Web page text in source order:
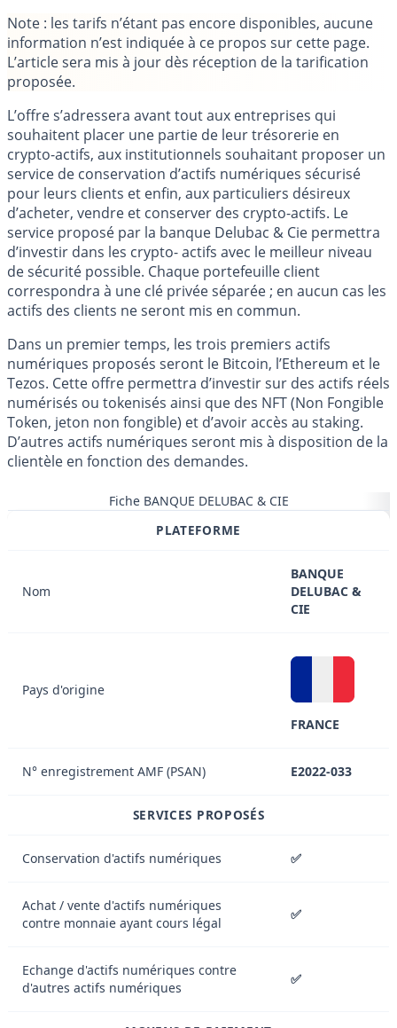
Note : les tarifs n’étant pas encore disponibles, aucune
information n’est indiquée à ce propos sur cette page.
L’article sera mis à jour dès réception de la tarification
proposée.
L’offre s’adressera avant tout aux entreprises qui
souhaitent placer une partie de leur trésorerie en
crypto-actifs, aux institutionnels souhaitant proposer un
service de conservation d’actifs numériques sécurisé
pour leurs clients et enfin, aux particuliers désireux
d’acheter, vendre et conserver des crypto-actifs. Le
service proposé par la banque Delubac & Cie permettra
d’investir dans les crypto- actifs avec le meilleur niveau
de sécurité possible. Chaque portefeuille client
correspondra à une clé privée séparée ; en aucun cas les
actifs des clients ne seront mis en commun.
Dans un premier temps, les trois premiers actifs
numériques proposés seront le Bitcoin, l’Ethereum et le
Tezos. Cette offre permettra d’investir sur des actifs réels
numérisés ou tokenisés ainsi que des NFT (Non Fongible
Token, jeton non fongible) et d’avoir accès au staking.
D’autres actifs numériques seront mis à disposition de la
clientèle en fonction des demandes.
Fiche BANQUE DELUBAC & CIE
PLATEFORME
Nom
BANQUE
DELUBAC &
CIE
Pays d'origine
FRANCE
N° enregistrement AMF (PSAN) E2022-033
SERVICES PROPOSÉS
Conservation d'actifs numériques ✅
Achat / vente d'actifs numériques
contre monnaie ayant cours légal
✅
Echange d'actifs numériques contre
d'autres actifs numériques
✅